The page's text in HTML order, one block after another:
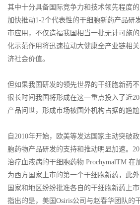
其中十分具备国际竞争力和技术领先程度
加快推动1-2个代表性的干细胞新药产品研
市应用，不仅造福我国相当一批无计可施
化示范作用将迅速拉动大健康全产业链相
济社会价值。
但如果我国研发的领先世界的干细胞新药
很长时间我国将形成在这一重点投入了近
产品问世，形成市场被国外机构占据的尴尬
自2010年开始，欧美等发达国家主动突破
胞药物产品研发的支持和推动明显加速。
治疗血液病的干细胞药物 ProchymalTM 在
为西方国家上市的第一个干细胞新药，此
国家和地区纷纷批准各自的干细胞新药上
指出的是，美国Osiris公司与赵春华团队的